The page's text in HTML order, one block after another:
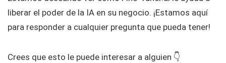
liberar el poder de la IA en su negocio. ¡Estamos aquí
para responder a cualquier pregunta que pueda tener!
Crees que esto le puede interesar a alguien 👇